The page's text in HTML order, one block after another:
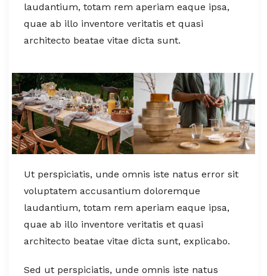
laudantium, totam rem aperiam eaque ipsa,
quae ab illo inventore veritatis et quasi
architecto beatae vitae dicta sunt.
Ut perspiciatis, unde omnis iste natus error sit
voluptatem accusantium doloremque
laudantium, totam rem aperiam eaque ipsa,
quae ab illo inventore veritatis et quasi
architecto beatae vitae dicta sunt, explicabo.
Sed ut perspiciatis, unde omnis iste natus